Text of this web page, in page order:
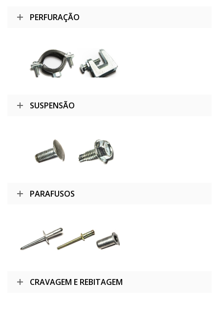
PERFURAÇÃO
SUSPENSÃO
PARAFUSOS
CRAVAGEM E REBITAGEM